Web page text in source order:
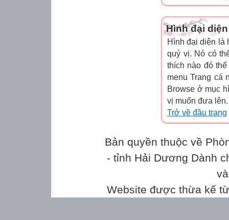
Hình đại
Hình đại diện là
quý vị. Nó có
thích nào đó
menu Trang cá
Browse ở mục
vị muốn đưa lên.
Trở về đầu trang
Bản quyền thuộc về
- tỉnh Hải Dương Dành
Website được thừa kế